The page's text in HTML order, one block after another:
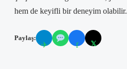
hem de keyifli bir deneyim olabilir.
Paylaş:
✈ f 𝕏